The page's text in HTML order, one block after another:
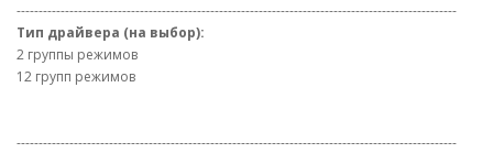
----------------------------------------------------------------------------------------------------
Тип драйвера (на выбор):
2 группы режимов
12 групп режимов
----------------------------------------------------------------------------------------------------